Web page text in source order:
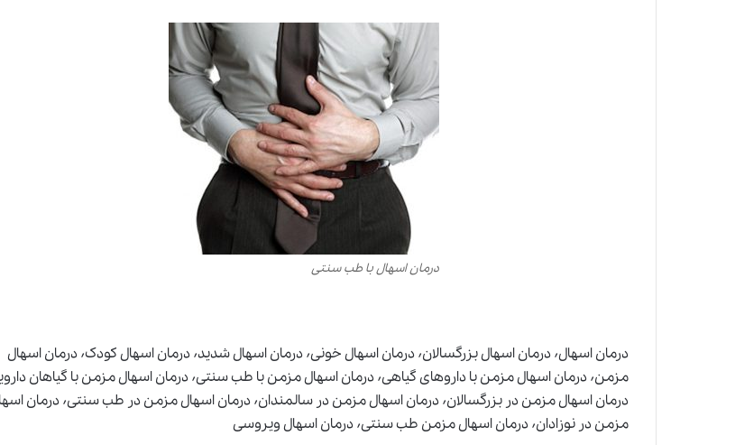
درمان اسهال با طب سنتی
درمان اسهال٬ درمان اسهال بزرگسالان٬ درمان اسهال خونی٬ درمان اسهال شدید٬ درمان اسهال کودک٬ درمان اسهال
درمان اسهال مزمن در بزرگسالان٬ درمان اسهال مزمن در سالمندان٬ درمان اسهال مزمن در
مزمن در نوزادان٬ درمان اسهال مزمن طب سنتی٬ درمان اسهال ویروسی